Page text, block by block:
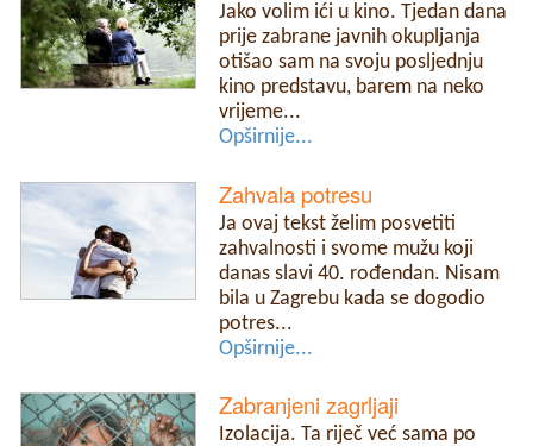
Jako volim ići u kino. Tjedan dana
prije zabrane javnih okupljanja
otišao sam na svoju posljednju
kino predstavu, barem na neko
vrijeme...
Opširnije...
Zahvala potresu
Ja ovaj tekst želim posvetiti
zahvalnosti i svome mužu koji
danas slavi 40. rođendan. Nisam
bila u Zagrebu kada se dogodio
potres...
Opširnije...
Zabranjeni zagrljaji
Izolacija. Ta riječ već sama po